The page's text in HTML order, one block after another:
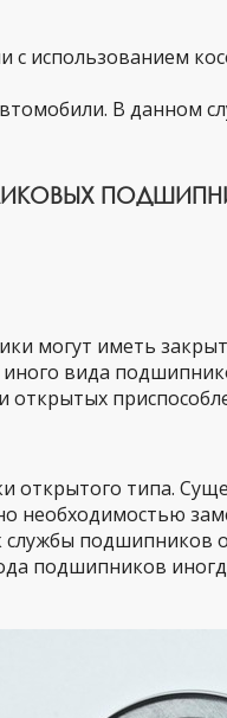
с использованием
В данном
могут иметь
вида
открытых
открытого типа.
необходимостью
службы подшипников
подшипников